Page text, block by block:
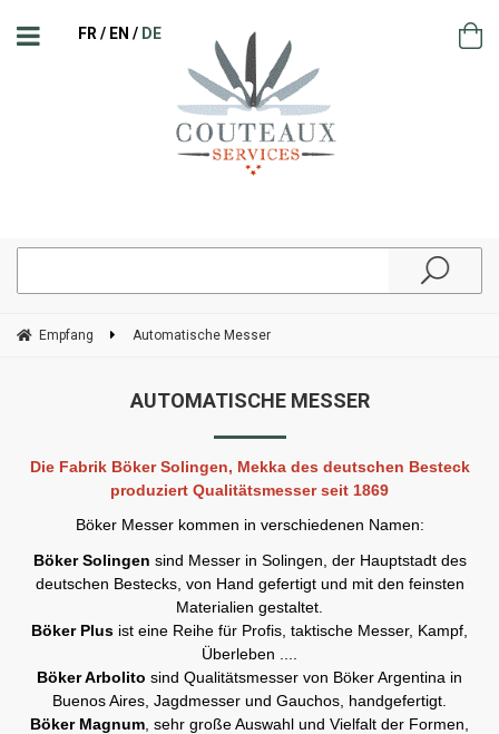
FR EN DE
Empfang Automatische Messer
AUTOMATISCHE MESSER
Die Fabrik Böker Solingen, Mekka des deutschen Besteck
produziert Qualitätsmesser seit 1869
Böker Messer kommen in verschiedenen Namen:
Böker Solingen sind Messer in Solingen, der Hauptstadt des
deutschen Bestecks, von Hand gefertigt und mit den feinsten
Materialien gestaltet.
Böker Plus ist eine Reihe für Profis, taktische Messer, Kampf,
Überleben ....
Böker Arbolito sind Qualitätsmesser von Böker Argentina in
Buenos Aires, Jagdmesser und Gauchos, handgefertigt.
Böker Magnum , sehr große Auswahl und Vielfalt der Formen,